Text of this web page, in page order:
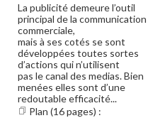
La publicité demeure l’outil
principal de la communication
commerciale,
mais à ses cotés se sont
développées toutes sortes
d’actions qui n’utilisent
pas le canal des medias. Bien
menées elles sont d’une
redoutable efficacité...
Plan (16 pages) :